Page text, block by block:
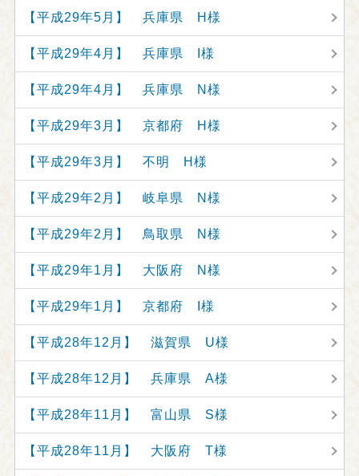
【平成29年5月】 兵庫県 H様
【平成29年4月】 兵庫県 I様
【平成29年4月】 兵庫県 N様
【平成29年3月】 京都府 H様
【平成29年3月】 不明 H様
【平成29年2月】 岐阜県 N様
【平成29年2月】 鳥取県 N様
【平成29年1月】 大阪府 N様
【平成29年1月】 京都府 I様
【平成28年12月】 滋賀県 U様
【平成28年12月】 兵庫県 A様
【平成28年11月】 富山県 S様
【平成28年11月】 大阪府 T様